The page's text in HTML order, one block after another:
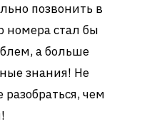
позвонить в
номера стал бы
а больше
знания! Не
чем